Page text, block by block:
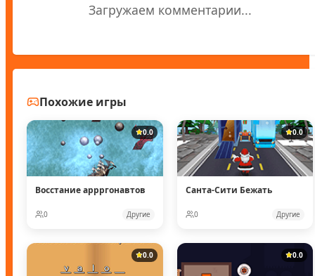
Загружаем комментарии...
Похожие игры
0.0
Восстание аррргонавтов
0 Другие
0.0
Санта-Сити Бежать
0 Другие
0.0 0.0